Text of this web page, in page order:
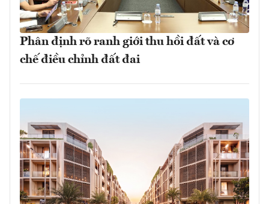
Phân định rõ ranh giới thu hồi đất và cơ
chế điều chỉnh đất đai